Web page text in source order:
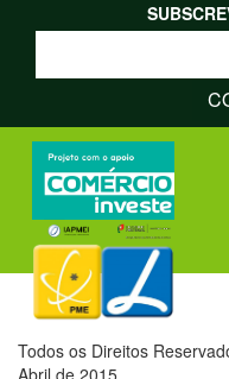
Todos os Direitos